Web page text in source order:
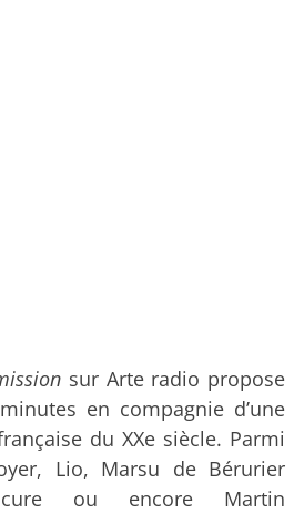
sur Arte radio propose
en compagnie d’une
du XXe siècle. Parmi
Lio, Marsu de Bérurier
ou encore Martin